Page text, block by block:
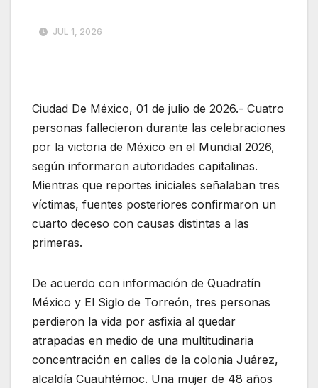
JUL 1, 2026
Ciudad De México, 01 de julio de 2026.- Cuatro
personas fallecieron durante las celebraciones
por la victoria de México en el Mundial 2026,
según informaron autoridades capitalinas.
Mientras que reportes iniciales señalaban tres
víctimas, fuentes posteriores confirmaron un
cuarto deceso con causas distintas a las
primeras.
De acuerdo con información de Quadratín
México y El Siglo de Torreón, tres personas
perdieron la vida por asfixia al quedar
atrapadas en medio de una multitudinaria
concentración en calles de la colonia Juárez,
alcaldía Cuauhtémoc. Una mujer de 48 años